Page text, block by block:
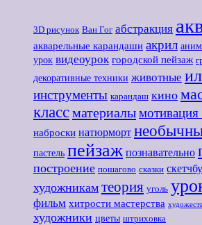
3D рисунок Ван Гог абстракция
акварельные карандаши акрил
урок видеоурок городской пейзаж
декоративные техники животные
инструменты карандаш кино
классматериалы
наброски натюрморт
пастель пейзаж познавательно
построение пошагово сказки
художникам теория уголь
фильм хитрости мастерства
художники цветы штриховка